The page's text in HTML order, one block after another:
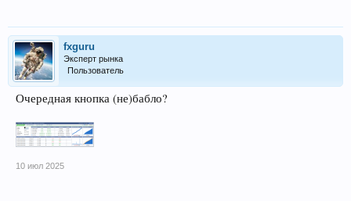
fxguru
Эксперт рынка
Пользователь
Очередная кнопка (не)бабло?
10 июл 2025